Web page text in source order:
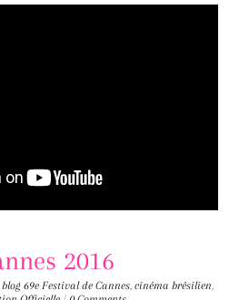
2016
69e Festival de Cannes,cinéma brésilien,